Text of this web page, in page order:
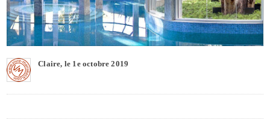
Claire, le 1e octobre 2019